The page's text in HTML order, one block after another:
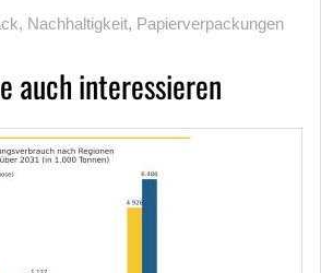
, Nachhaltigkeit, Papierverpackungen
auch interessieren